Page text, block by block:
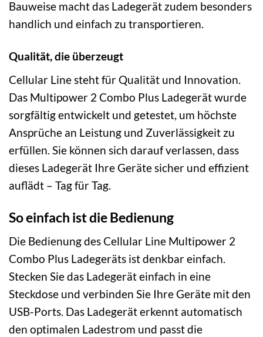
Bauweise macht das Ladegerät zudem besonders
handlich und einfach zu transportieren.
Qualität, die überzeugt
Cellular Line steht für Qualität und Innovation.
Das Multipower 2 Combo Plus Ladegerät wurde
sorgfältig entwickelt und getestet, um höchste
Ansprüche an Leistung und Zuverlässigkeit zu
erfüllen. Sie können sich darauf verlassen, dass
dieses Ladegerät Ihre Geräte sicher und effizient
auflädt – Tag für Tag.
So einfach ist die Bedienung
Die Bedienung des Cellular Line Multipower 2
Combo Plus Ladegeräts ist denkbar einfach.
Stecken Sie das Ladegerät einfach in eine
Steckdose und verbinden Sie Ihre Geräte mit den
USB-Ports. Das Ladegerät erkennt automatisch
den optimalen Ladestrom und passt die